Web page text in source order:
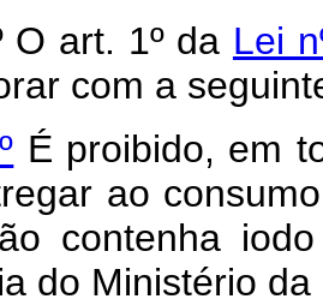
O art. 1º da Lei
com a
É proibido, em
ao
contenha
do Ministério da